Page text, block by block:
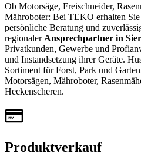
Ob Motorsäge, Freischneider,
Mähroboter: Bei TEKO erhalten
persönliche Beratung und
regionaler Ansprechpartner in
Privatkunden, Gewerbe und
und Instandsetzung ihrer Geräte.
Sortiment für Forst, Park und
Motorsägen, Mähroboter,
Heckenscheren.
Produktverkauf